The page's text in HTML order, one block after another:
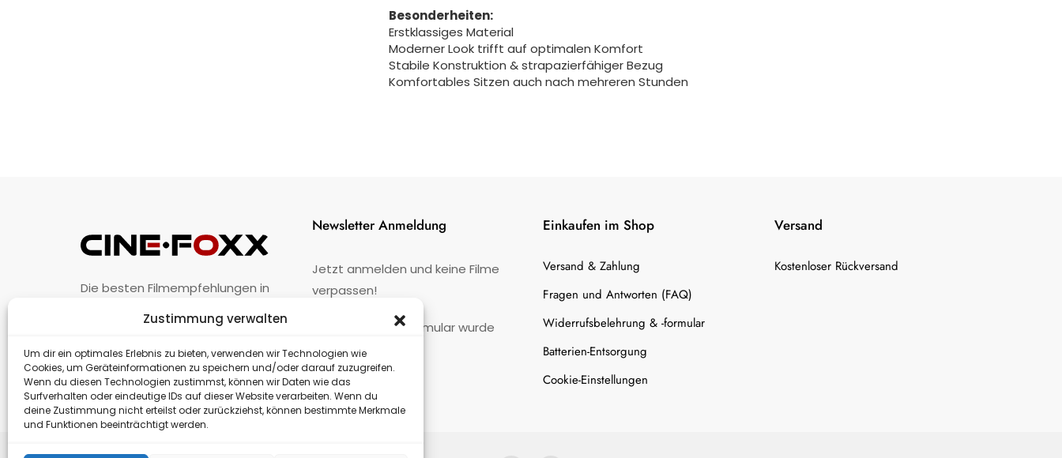
Zustimmung verwalten
Um dir ein optimales Erlebnis zu bieten, verwenden wir Technologien wie
Cookies, um Geräteinformationen zu speichern und/oder darauf zuzugreifen.
Wenn du diesen Technologien zustimmst, können wir Daten wie das
Surfverhalten oder eindeutige IDs auf dieser Website verarbeiten. Wenn du
deine Zustimmung nicht erteilst oder zurückziehst, können bestimmte Merkmale
und Funktionen beeinträchtigt werden.
Besonderheiten:
Erstklassiges Material
Moderner Look trifft auf optimalen Komfort
Stabile Konstruktion & strapazierfähiger Bezug
Komfortables Sitzen auch nach mehreren Stunden
Die besten Filmempfehlungen in
Unternehmen · Impressum · Kontakt
Newsletter Anmeldung
Jetzt anmelden und keine Filme
verpassen!
Kontaktformular wurde
nicht gefunden.
Einkaufen im Shop
Versand & Zahlung
Fragen und Antworten (FAQ)
Widerrufsbelehrung & -formular
Batterien-Entsorgung
Cookie-Einstellungen
Versand
Kostenloser Rückversand